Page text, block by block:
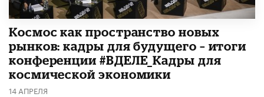
Космос как пространство новых
рынков: кадры для будущего – итоги
конференции #ВДЕЛЕ_Кадры для
космической экономики
14 АПРЕЛЯ